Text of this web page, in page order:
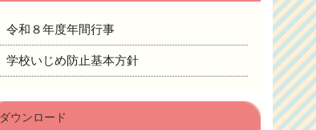
令和８年度年間行事
学校いじめ防止基本方針
ダウンロード